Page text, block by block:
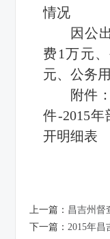
情况
因公
费1万元
元、公务
附件：
件-2015
开明细表
上一篇： 昌吉州督
下一篇： 2015年昌